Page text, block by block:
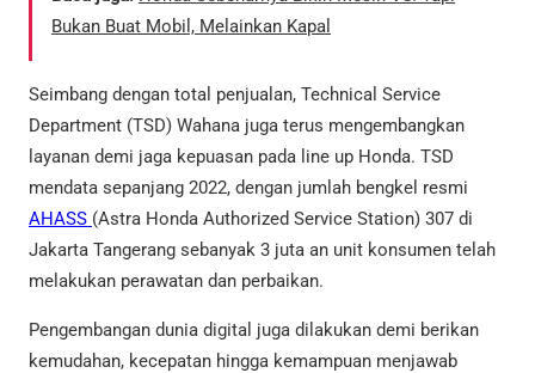
Bukan Buat Mobil, Melainkan Kapal
Seimbang dengan total penjualan, Technical Service
Department (TSD) Wahana juga terus mengembangkan
layanan demi jaga kepuasan pada line up Honda. TSD
mendata sepanjang 2022, dengan jumlah bengkel resmi
AHASS (Astra Honda Authorized Service Station) 307 di
Jakarta Tangerang sebanyak 3 juta an unit konsumen telah
melakukan perawatan dan perbaikan.
Pengembangan dunia digital juga dilakukan demi berikan
kemudahan, kecepatan hingga kemampuan menjawab